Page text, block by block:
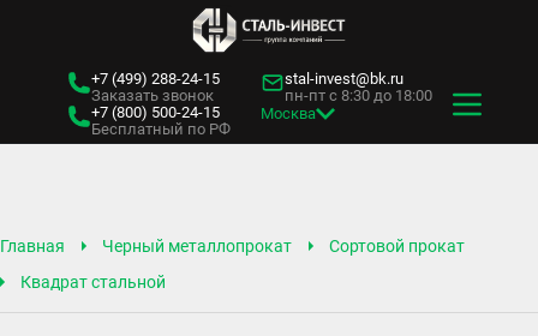
+7 (499) 288-24-15
Заказать звонок
+7 (800) 500-24-15
Бесплатный по РФ
stal-invest@bk.ru
пн-пт с 8:30 до 18:00
Москва
Главная Черный металлопрокат
Сортовой прокат
Квадрат стальной